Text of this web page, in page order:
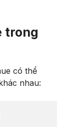
trong
có thể
nhau: